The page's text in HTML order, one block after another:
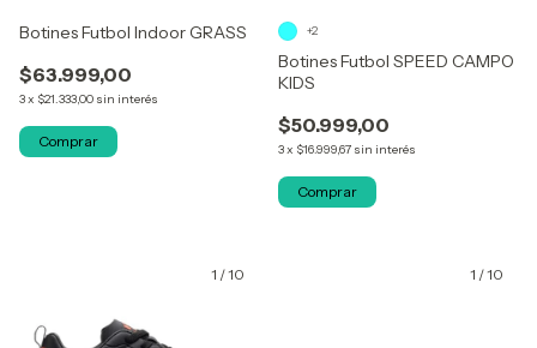
Botines Futbol Indoor GRASS
$63.999,00
3x $21.333,00 sin interés
Comprar
Botines Futbol SPEED CAMPO
KIDS
$50.999,00
3x $16.999,67 sin interés
+2
Comprar
1 /10 1 /10